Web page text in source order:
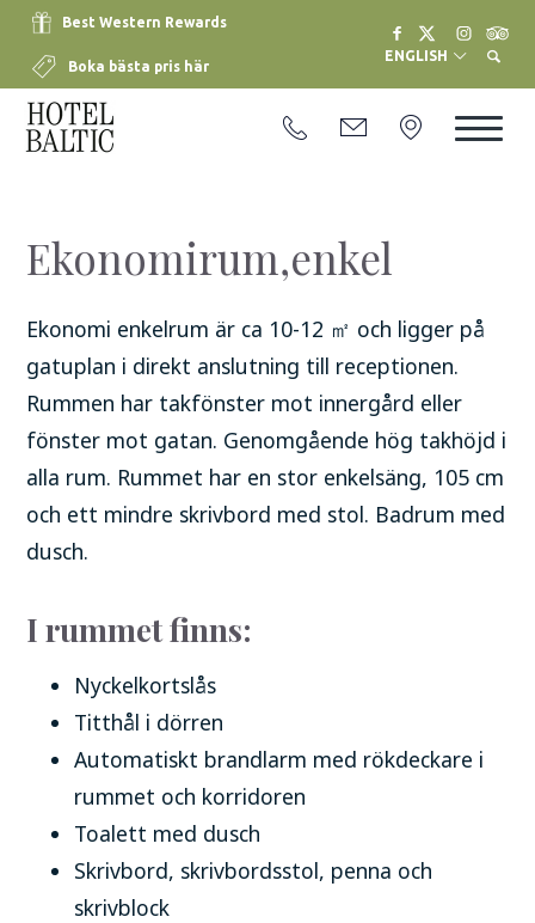
Best Western Rewards
Boka bästa pris här
ENGLISH
Ekonomirum,enkel
Ekonomi enkelrum är ca 10-12 ㎡ och ligger på
gatuplan i direkt anslutning till receptionen.
Rummen har takfönster mot innergård eller
fönster mot gatan. Genomgående hög takhöjd i
alla rum. Rummet har en stor enkelsäng, 105 cm
och ett mindre skrivbord med stol. Badrum med
dusch.
I rummet finns:
Nyckelkortslås
Titthål i dörren
Automatiskt brandlarm med rökdeckare i
rummet och korridoren
Toalett med dusch
Skrivbord, skrivbordsstol, penna och
skrivblock